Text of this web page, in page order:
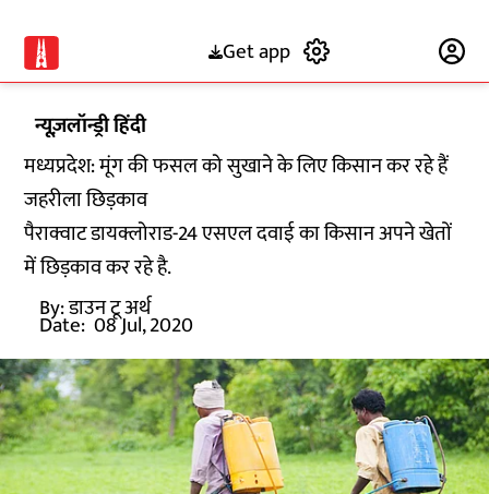
Get app
न्यूज़लॉन्ड्री हिंदी
मध्यप्रदेश: मूंग की फसल को सुखाने के लिए किसान कर रहे हैं
जहरीला छिड़काव
पैराक्वाट डायक्लोराड-24 एसएल दवाई का किसान अपने खेतों
में छिड़काव कर रहे है.
By:डाउन टू अर्थ
Date: 08 Jul, 2020